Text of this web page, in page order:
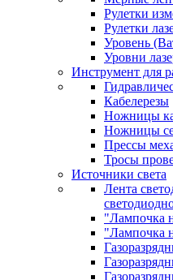
Рулетки
Рулетки
Уровень
Уровни
Инструмент для
Кабелерезы
Ножницы
Ножницы
Прессы
Тросы
Источники света
Лента
"Лампочка
"Лампочка